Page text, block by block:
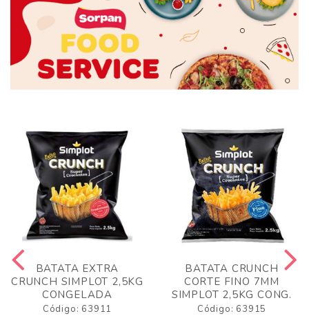
BATATA EXTRA
CRUNCH SIMPLOT 2,5KG
CONGELADA
Código: 63911
BATATA CRUNCH
CORTE FINO 7MM
SIMPLOT 2,5KG CONG.
Código: 63915